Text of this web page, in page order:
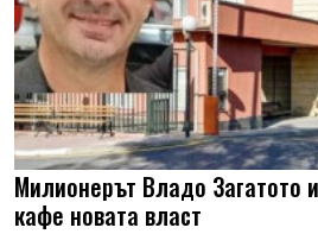
Милионерът Владо Загатото
кафе новата власт